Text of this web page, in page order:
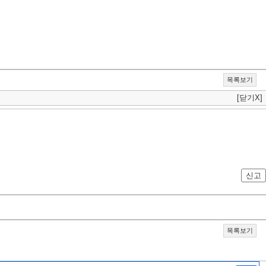
목록보기
[닫기X]
신고
목록보기